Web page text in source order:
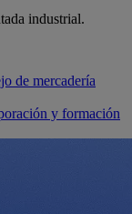
industrial.
de mercadería
y formación